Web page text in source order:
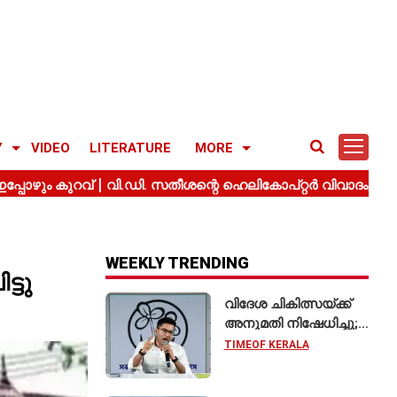
VIDEO LITERATURE MORE
WEEKLY TRENDING
വിദേശ ചികിത്സയ്ക്ക്
അനുമതി നിഷേധിച്ചു;
സുപ്രീം കോടതിയെ
TIMEOF KERALA